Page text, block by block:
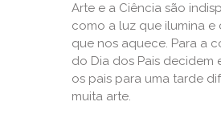
Arte e a Ciência são
como a luz que ilumina
que nos aquece. Para a
do Dia dos Pais decidem
os pais para uma tarde
muita arte.